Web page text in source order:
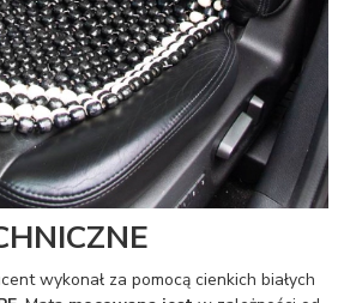
wykonał za pomocą cienkich białych